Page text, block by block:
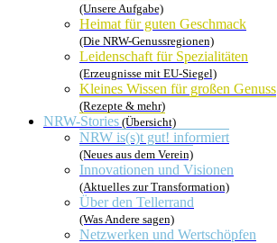
(Unsere Aufgabe)
Heimat für guten Geschmack
(Die NRW-Genussregionen)
Leidenschaft für Spezialitäten
(Erzeugnisse mit EU-Siegel)
Kleines Wissen für großen Genuss
(Rezepte & mehr)
NRW-Stories (Übersicht)
NRW is(s)t gut! informiert
(Neues aus dem Verein)
Innovationen und Visionen
(Aktuelles zur Transformation)
Über den Tellerrand
(Was Andere sagen)
Netzwerken und Wertschöpfen